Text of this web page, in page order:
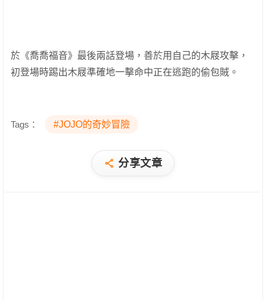
於《喬喬福音》最後兩話登場，善於用自己的木屐攻擊，
初登場時踢出木屐準確地一擊命中正在逃跑的偷包賊。
Tags： #JOJO的奇妙冒險
分享文章